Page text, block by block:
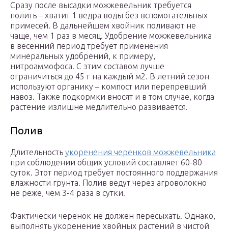
Сразу после высадки можжевельник требуется
полить – хватит 1 ведра воды без вспомогательных
примесей. В дальнейшем хвойник поливают не
чаще, чем 1 раз в месяц. Удобрение можжевельника
в весенний период требует применения
минеральных удобрений, к примеру,
нитроаммофоса. С этим составом лучше
ограничиться до 45 г на каждый м2. В летний сезон
используют органику – компост или перепревший
навоз. Также подкормки вносят и в том случае, когда
растение излишне медлительно развивается.
Полив
Длительность укоренения черенков можжевельника
при соблюдении общих условий составляет 60-80
суток. Этот период требует постоянного поддержания
влажности грунта. Полив ведут через агроволокно
не реже, чем 3-4 раза в сутки.
Фактически черенок не должен пересыхать. Однако,
выполнять укоренение хвойных растений в чистой